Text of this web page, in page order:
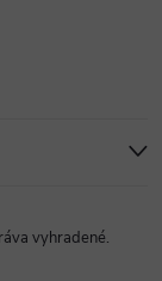
vyhradené.